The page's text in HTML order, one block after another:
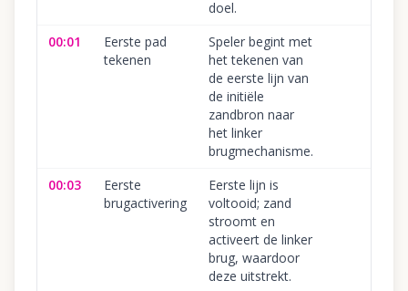
doel.
00:01
Eerste pad
tekenen
Speler begint met
het tekenen van
de eerste lijn van
de initiële
zandbron naar
het linker
brugmechanisme.
00:03
Eerste
brugactivering
Eerste lijn is
voltooid; zand
stroomt en
activeert de linker
brug, waardoor
deze uitstrekt.